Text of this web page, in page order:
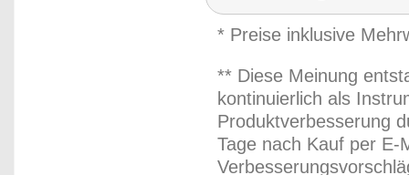
* Preise inklusive
** Diese Meinung
kontinuierlich als
Produktverbesserung
Tage nach Kauf per E-